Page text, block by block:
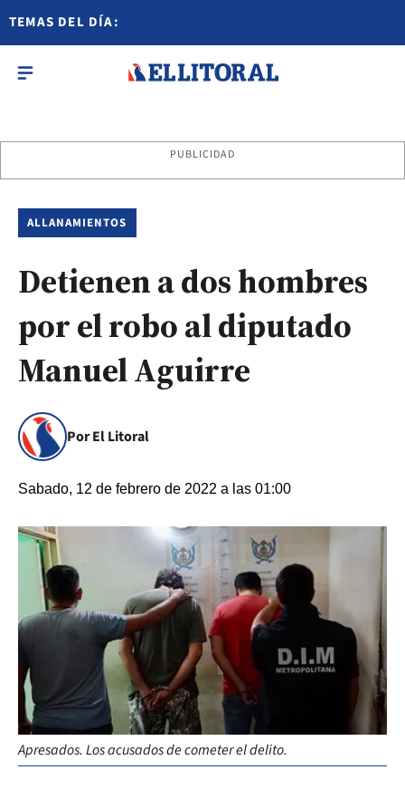
TEMAS DEL DÍA:
PUBLICIDAD
ALLANAMIENTOS
Detienen a dos hombres
por el robo al diputado
Manuel Aguirre
Por El Litoral
Sabado, 12 de febrero de 2022 a las 01:00
Apresados. Los acusados de cometer el delito.